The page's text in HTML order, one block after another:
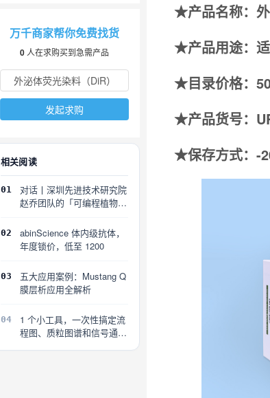
万千商家帮你免费找货
0 人在求购买到急需产品
发起求购
相关阅读
01
对话丨深圳先进技术研究院
赵乔团队的「可编程植物」
02
abinScience 体内级抗体，
年度锁价，低至 1200
03
五大应用案例：Mustang Q
膜层析应用全解析
04
1 个小工具，一次性搞定流
程图、质粒图谱和信号通路
★产品名称：
★产品用途：
★目录价格：
★产品货号：
★保存方式： -